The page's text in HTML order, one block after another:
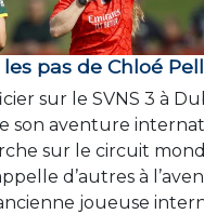
pas de Chloé
sur le SVNS 3 à
son aventure
sur le circuit
d’autres à
joueuse